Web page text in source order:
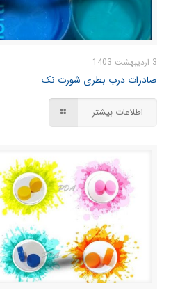
3 اردیبهشت 1403
صادرات درب بطری شورت نک
اطلاعات بیشتر